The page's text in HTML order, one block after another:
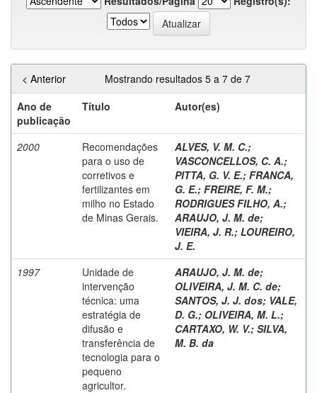
Mostrando resultados 5 a 7 de 7
< Anterior
Ano de
publicação
Título Autor(es)
2000
Recomendações
para o uso de
corretivos e
fertilizantes em
milho no Estado
de Minas Gerais.
ALVES, V. M. C.;
VASCONCELLOS, C. A.;
PITTA, G. V. E.; FRANCA,
G. E.; FREIRE, F. M.;
RODRIGUES FILHO, A.;
ARAUJO, J. M. de;
VIEIRA, J. R.; LOUREIRO,
J. E.
1997
Unidade de
intervenção
técnica: uma
estratégia de
difusão e
transferência de
tecnologia para o
pequeno
agricultor.
ARAUJO, J. M. de;
OLIVEIRA, J. M. C. de;
SANTOS, J. J. dos; VALE,
D. G.; OLIVEIRA, M. L.;
CARTAXO, W. V.; SILVA,
M. B. da